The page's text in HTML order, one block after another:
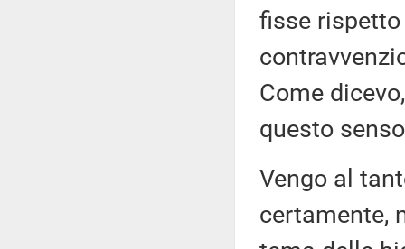
fisse
Come
questo
Vengo al
certamente,